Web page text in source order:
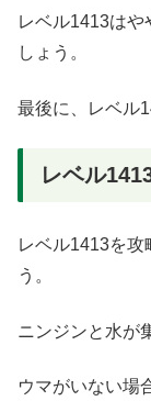
レベル1413は
しょう。
最後に、レベル
レベル
レベル1413を攻
う。
ニンジンと水が
ウマがいない場